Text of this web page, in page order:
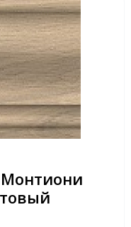
Монтиони